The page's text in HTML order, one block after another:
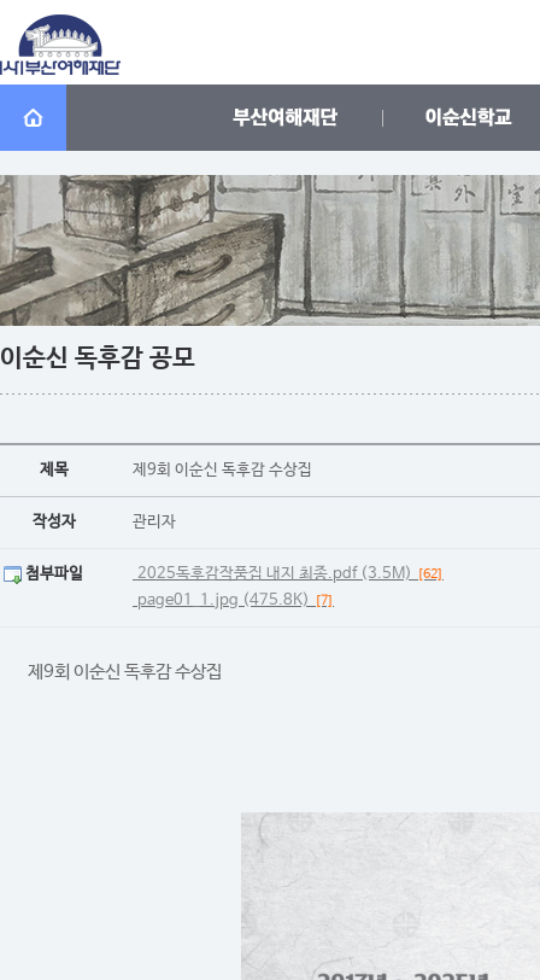
이순신 독후감 공모
제목 제9회 이순신 독후감 수상집
작성자 관리자
첨부파일 2025독후감작품집 내지 최종.pdf (3.5M) [62]
page01_1.jpg (475.8K) [7]
제9회 이순신 독후감 수상집